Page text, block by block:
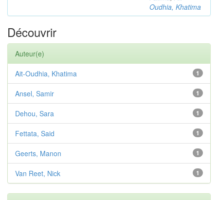
Oudhia, Khatima
Découvrir
Auteur(e)
1
Ait-Oudhia, Khatima
1
Ansel, Samir
1
Dehou, Sara
1
Fettata, Said
1
Geerts, Manon
1
Van Reet, Nick